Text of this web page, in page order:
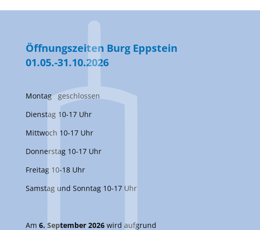
Öffnungszeiten Burg Eppstein
01.05.-31.10.2026
Montag geschlossen
Dienstag 10-17 Uhr
Mittwoch 10-17 Uhr
Donnerstag 10-17 Uhr
Freitag 10-18 Uhr
Samstag und Sonntag 10-17 Uhr
Am 6. September 2026 wird aufgrund